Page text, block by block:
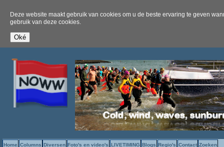
Deze website maakt gebruik van cookies om u de beste ervaring te geven
gebruik van deze cookies.
Home Columns Diversen Foto's en video's LIVETIMING Blogs Regio's Contact Zoeken